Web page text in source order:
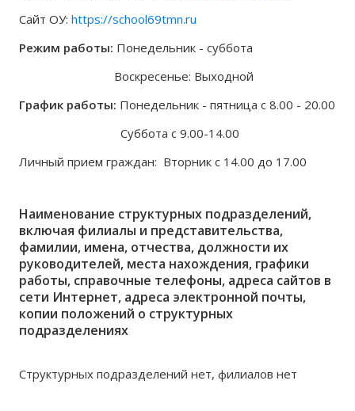
Сайт ОУ: https://school69tmn.ru
Режим работы: Понедельник - суббота
Воскресенье: Выходной
График работы: Понедельник - пятница с 8.00 - 20.00
Суббота с 9.00-14.00
Личный прием граждан: Вторник с 14.00 до 17.00
Наименование структурных подразделений,
включая филиалы и представительства,
фамилии, имена, отчества, должности их
руководителей, места нахождения, графики
работы, справочные телефоны, адреса сайтов в
сети Интернет, адреса электронной почты,
копии положений о структурных
подразделениях
Структурных подразделений нет, филиалов нет